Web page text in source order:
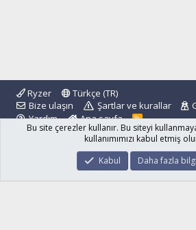
Ryzer
Türkçe (TR)
Bize ulaşın
Şartlar ve kurallar
Yardım
Ana sayfa
R
S
S
Community platform by XenForo ® © 2010-2024
© 2001 - 2024
Bu site çerezler kullanır. Bu siteyi
kullanımımızı kabul etmiş
Kabul
Daha fazla